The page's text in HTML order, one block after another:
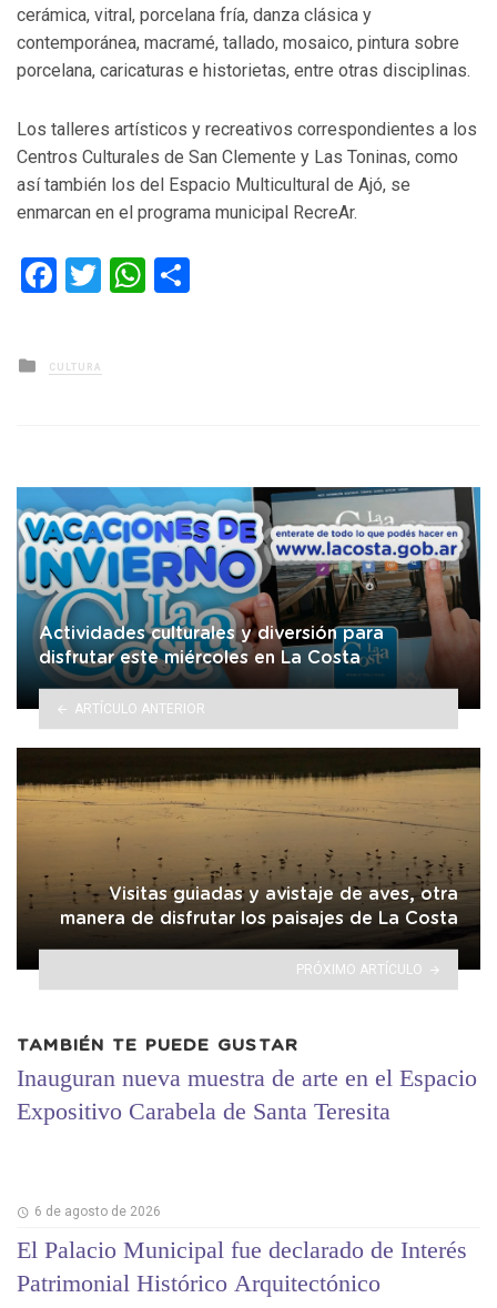
cerámica, vitral, porcelana fría, danza clásica y
contemporánea, macramé, tallado, mosaico, pintura sobre
porcelana, caricaturas e historietas, entre otras disciplinas.
Los talleres artísticos y recreativos correspondientes a los
Centros Culturales de San Clemente y Las Toninas, como
así también los del Espacio Multicultural de Ajó, se
enmarcan en el programa municipal RecreAr.
Facebook
TwitterWhatsApp
Posted
in
CULTURA
Actividades culturales y diversión para
disfrutar este miércoles en La Costa
ARTÍCULO ANTERIOR
Visitas guiadas y avistaje de aves, otra
manera de disfrutar los paisajes de La Costa
PRÓXIMO ARTÍCULO
TAMBIÉN TE PUEDE GUSTAR
Inauguran nueva muestra de arte en el Espacio
Expositivo Carabela de Santa Teresita
6 de agosto de 2026
El Palacio Municipal fue declarado de Interés
Patrimonial Histórico Arquitectónico